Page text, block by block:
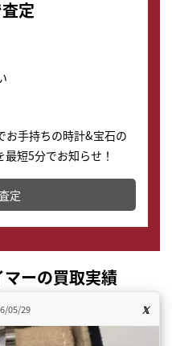
定
お手持ちの時計&宝石の
短5分でお知らせ！
知ることが出来ます。
定
ーの買取実績
05/29